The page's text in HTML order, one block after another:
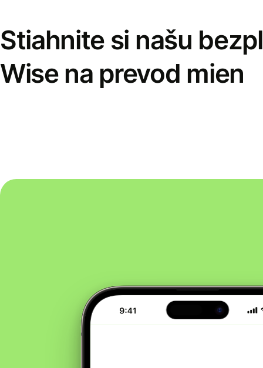
Stiahnite si našu
Wise na prevod mien